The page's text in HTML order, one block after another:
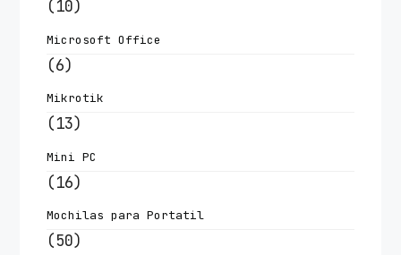
(10)
Microsoft Office
(6)
Mikrotik
(13)
Mini PC
(16)
Mochilas para Portatil
(50)